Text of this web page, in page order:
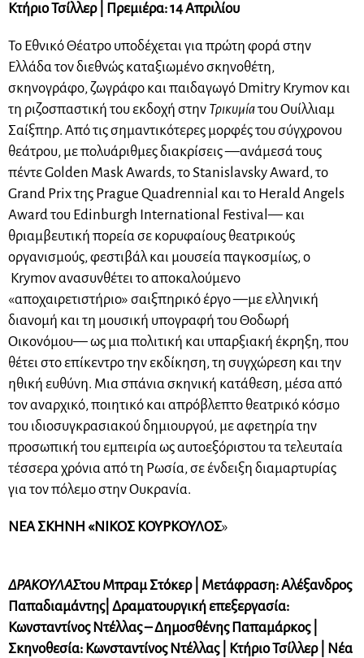
Κτήριο Τσίλλερ | Πρεμιέρα: 14 Απριλίου
Το Εθνικό Θέατρο υποδέχεται για πρώτη φορά στην
Ελλάδα τον διεθνώς καταξιωμένο σκηνοθέτη,
σκηνογράφο, ζωγράφο και παιδαγωγό Dmitry Krymov και
τη ριζοσπαστική του εκδοχή στην Τρικυμίατου Ουίλλιαμ
Σαίξπηρ. Από τις σημαντικότερες μορφές του σύγχρονου
θεάτρου, με πολυάριθμες διακρίσεις —ανάμεσά τους
πέντε Golden Mask Awards, το Stanislavsky Award, το
Grand Prix της Prague Quadrennial και το Herald Angels
Award του Edinburgh International Festival— και
θριαμβευτική πορεία σε κορυφαίους θεατρικούς
οργανισμούς, φεστιβάλ και μουσεία παγκοσμίως, ο
Krymov ανασυνθέτει το αποκαλούμενο
«αποχαιρετιστήριο» σαιξπηρικό έργο —με ελληνική
διανομή και τη μουσική υπογραφή του Θοδωρή
Οικονόμου— ως μια πολιτική και υπαρξιακή έκρηξη, που
θέτει στο επίκεντρο την εκδίκηση, τη συγχώρεση και την
ηθική ευθύνη. Μια σπάνια σκηνική κατάθεση, μέσα από
τον αναρχικό, ποιητικό και απρόβλεπτο θεατρικό κόσμο
του ιδιοσυγκρασιακού δημιουργού, με αφετηρία την
προσωπική του εμπειρία ως αυτοεξόριστου τα τελευταία
τέσσερα χρόνια από τη Ρωσία, σε ένδειξη διαμαρτυρίας
για τον πόλεμο στην Ουκρανία.
ΝΕΑ ΣΚΗΝΗ «ΝΙΚΟΣ ΚΟΥΡΚΟΥΛΟΣ»
ΔΡΑΚΟΥΛΑΣτου Μπραμ Στόκερ | Μετάφραση: Αλέξανδρος
Παπαδιαμάντης| Δραματουργική επεξεργασία:
Κωνσταντίνος Ντέλλας – Δημοσθένης Παπαμάρκος |
Σκηνοθεσία: Κωνσταντίνος Ντέλλας | Κτήριο Τσίλλερ | Νέα